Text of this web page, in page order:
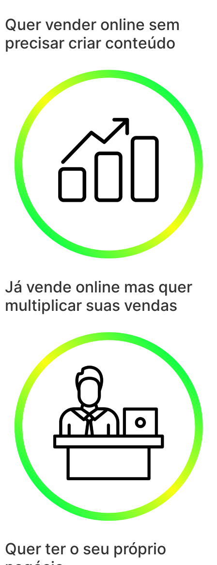
Quer vender online sem
precisar criar conteúdo
Já vende online mas quer
multiplicar suas vendas
Quer ter o seu próprio